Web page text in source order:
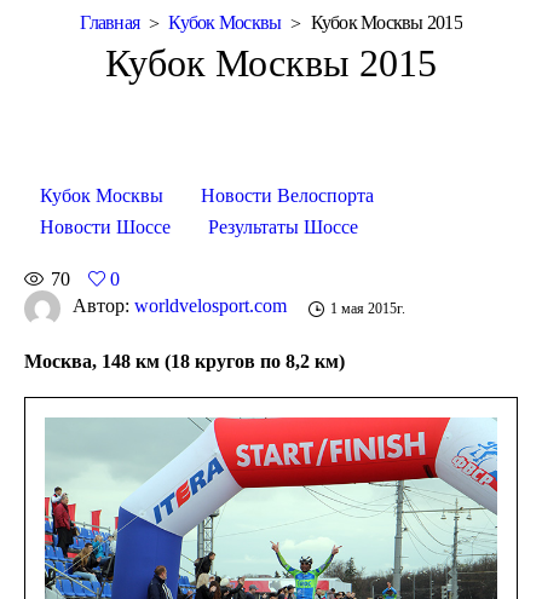
Главная Кубок Москвы Кубок Москвы 2015
Кубок Москвы 2015
Кубок Москвы
Новости Велоспорта
Новости Шоссе
Результаты Шоссе
70
0
Автор: worldvelosport.com 1 мая 2015г.
Москва, 148 км (18 кругов по 8,2 км)